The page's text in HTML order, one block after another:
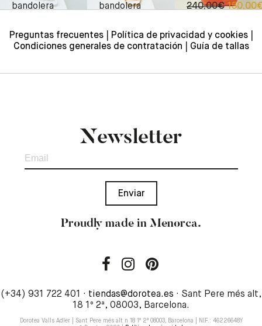
bandolera
bandolera
240,00€ 150,00
Preguntas frecuentes
Política de privacidad y cookies
Condiciones generales de contratación
Guía de tallas
Newsletter
Proudly made in Menorca.
(+34) 931 722 401 · tiendas@dorotea.es · Sant Pere més alt,
18 1º 2ª, 08003, Barcelona.
Dorotea Valls Adler | Sant Pere més alt n 18 1º 2ª 08003, Barcelona | NIF.: 46226648Y